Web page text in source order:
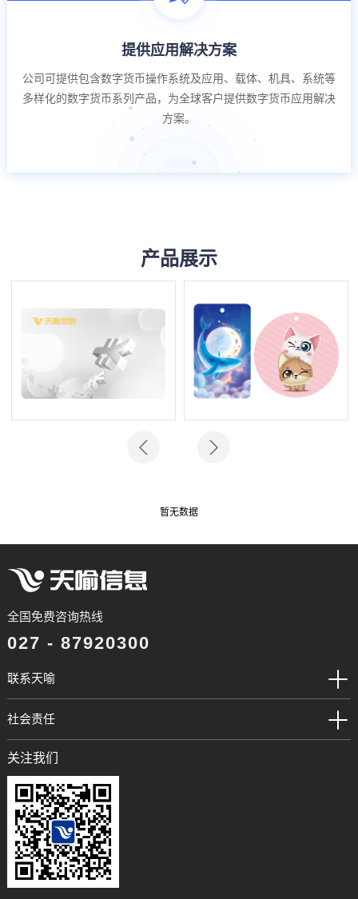
提供应用解决方案
公司可提供包含数字货币操作系统及应用、载体、机具、系统等
多样化的数字货币系列产品，为全球客户提供数字货币应用解决
方案。
产品展示
暂无数据
全国免费咨询热线
027 - 87920300
联系天喻
社会责任
关注我们